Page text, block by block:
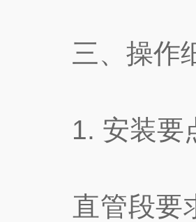
三、操作细
1. 安装要点
直管段要求